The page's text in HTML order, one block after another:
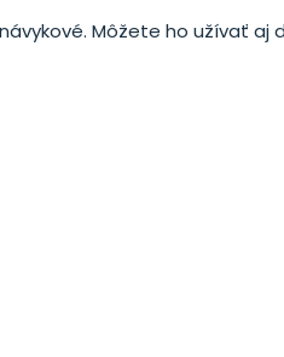
Môžete ho užívať aj